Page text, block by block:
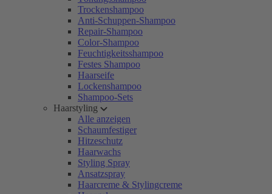
Trockenshampoo
Anti-Schuppen-Shampoo
Repair-Shampoo
Color-Shampoo
Feuchtigkeitsshampoo
Festes Shampoo
Haarseife
Lockenshampoo
Shampoo-Sets
Haarstyling
Alle anzeigen
Schaumfestiger
Hitzeschutz
Haarwachs
Styling Spray
Ansatzspray
Haarcreme & Stylingcreme